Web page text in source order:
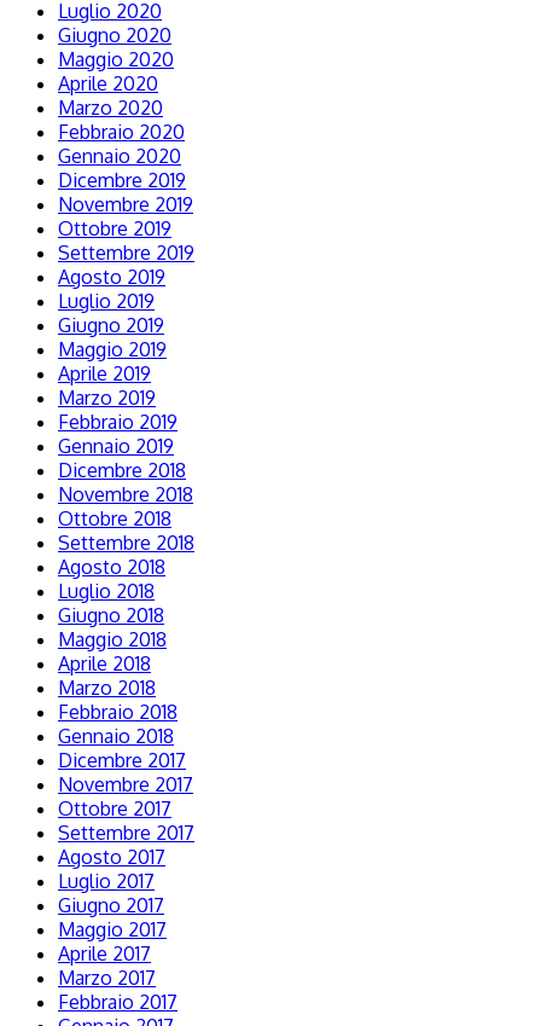
Luglio 2020
Giugno 2020
Maggio 2020
Aprile 2020
Marzo 2020
Febbraio 2020
Gennaio 2020
Dicembre 2019
Novembre 2019
Ottobre 2019
Settembre 2019
Agosto 2019
Luglio 2019
Giugno 2019
Maggio 2019
Aprile 2019
Marzo 2019
Febbraio 2019
Gennaio 2019
Dicembre 2018
Novembre 2018
Ottobre 2018
Settembre 2018
Agosto 2018
Luglio 2018
Giugno 2018
Maggio 2018
Aprile 2018
Marzo 2018
Febbraio 2018
Gennaio 2018
Dicembre 2017
Novembre 2017
Ottobre 2017
Settembre 2017
Agosto 2017
Luglio 2017
Giugno 2017
Maggio 2017
Aprile 2017
Marzo 2017
Febbraio 2017